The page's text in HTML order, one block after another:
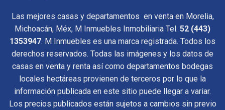
Las mejores casas y departamentos en venta en Morelia,
Michoacán, Méx, M Inmuebles Inmobiliaria Tel. 52 (443)
1353947. M Inmuebles es una marca registrada. Todos los
derechos reservados. Todas las imágenes y los datos de
casas en venta y renta así como departamentos bodegas
locales hectáreas provienen de terceros por lo que la
información publicada en este sitio puede llegar a variar.
Los precios publicados están sujetos a cambios sin previo